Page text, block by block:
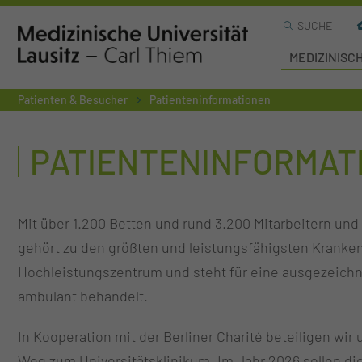
SUCHE
Patienten & Besucher Patienteninformationen
Mit über 1.200 Betten und rund 3.200 Mitarbeitern
gehört zu den größten und leistungsfähigsten
Hochleistungszentrum und steht für eine
ambulant behandelt.
In Kooperation mit der Berliner Charité beteiligen wir